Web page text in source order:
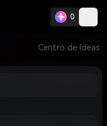
0
Centro de Ideas